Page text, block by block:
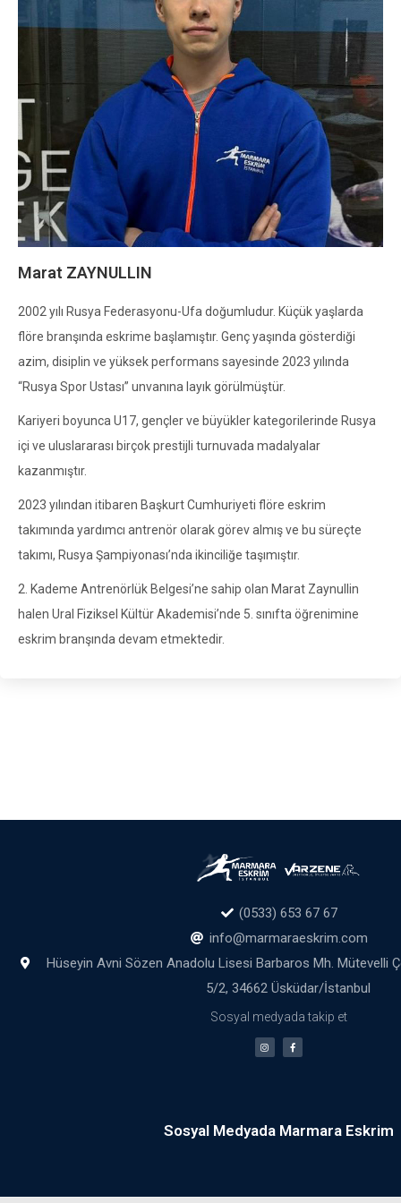
Marat ZAYNULLIN
2002 yılı Rusya Federasyonu-Ufa doğumludur. Küçük yaşlarda
flöre branşında eskrime başlamıştır. Genç yaşında gösterdiği
azim, disiplin ve yüksek performans sayesinde 2023 yılında
“Rusya Spor Ustası” unvanına layık görülmüştür.
Kariyeri boyunca U17, gençler ve büyükler kategorilerinde Rusya
içi ve uluslararası birçok prestijli turnuvada madalyalar
kazanmıştır.
2023 yılından itibaren Başkurt Cumhuriyeti flöre eskrim
takımında yardımcı antrenör olarak görev almış ve bu süreçte
takımı, Rusya Şampiyonası’nda ikinciliğe taşımıştır.
2. Kademe Antrenörlük Belgesi’ne sahip olan Marat Zaynullin
halen Ural Fiziksel Kültür Akademisi’nde 5. sınıfta öğrenimine
eskrim branşında devam etmektedir.
(0533) 653 67 67
info@marmaraeskrim.com
Hüseyin Avni Sözen Anadolu Lisesi Barbaros Mh. Mütevelli
5/2, 34662 Üsküdar/İstanbul
Sosyal medyada takip et
Sosyal Medyada Marmara Eskrim